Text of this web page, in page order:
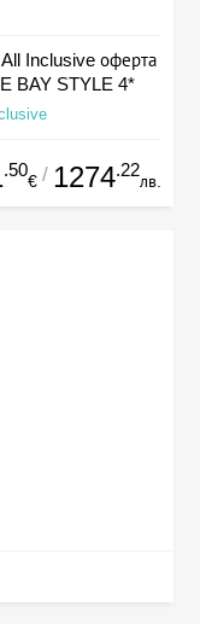
Inclusive оферта
BAY STYLE 4*
.50
€ / 1274.22
лв.